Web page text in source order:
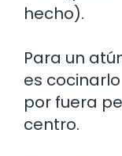
hecho).
Para un
es
por fuera
centro.